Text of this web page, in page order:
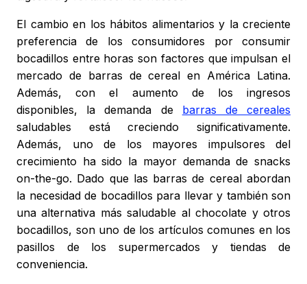
El cambio en los hábitos alimentarios y la creciente
preferencia de los consumidores por consumir
bocadillos entre horas son factores que impulsan el
mercado de barras de cereal en América Latina.
Además, con el aumento de los ingresos
disponibles, la demanda de barras de cereales
saludables está creciendo significativamente.
Además, uno de los mayores impulsores del
crecimiento ha sido la mayor demanda de snacks
on-the-go. Dado que las barras de cereal abordan
la necesidad de bocadillos para llevar y también son
una alternativa más saludable al chocolate y otros
bocadillos, son uno de los artículos comunes en los
pasillos de los supermercados y tiendas de
conveniencia.